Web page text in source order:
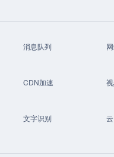
消息队列
CDN加速
文字识别